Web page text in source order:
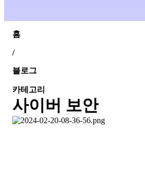
홈
/
블로그
카테고리
사이버 보안